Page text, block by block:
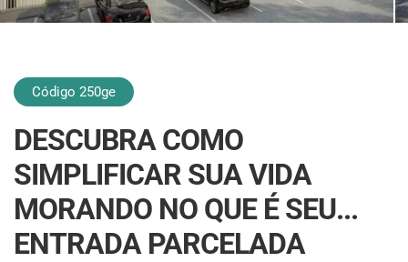
Código 250ge
DESCUBRA COMO
SIMPLIFICAR SUA VIDA
MORANDO NO QUE É SEU...
ENTRADA PARCELADA